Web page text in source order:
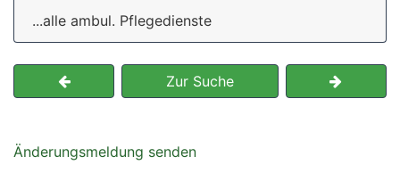
...alle ambul. Pflegedienste
Zur Suche
Änderungsmeldung senden